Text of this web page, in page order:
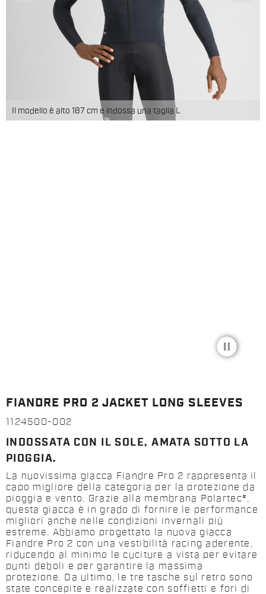
Il modello è alto 187 cm e indossa una taglia L
pause_circle_filled
FIANDRE PRO 2 JACKET LONG SLEEVES
1124500-002
INDOSSATA CON IL SOLE, AMATA SOTTO LA
PIOGGIA.
La nuovissima giacca Fiandre Pro 2 rappresenta il
capo migliore della categoria per la protezione da
pioggia e vento. Grazie alla membrana Polartec®,
questa giacca è in grado di fornire le performance
migliori anche nelle condizioni invernali più
estreme. Abbiamo progettato la nuova giacca
Fiandre Pro 2 con una vestibilità racing aderente,
riducendo al minimo le cuciture a vista per evitare
punti deboli e per garantire la massima
protezione. Da ultimo, le tre tasche sul retro sono
state concepite e realizzate con soffietti e fori di